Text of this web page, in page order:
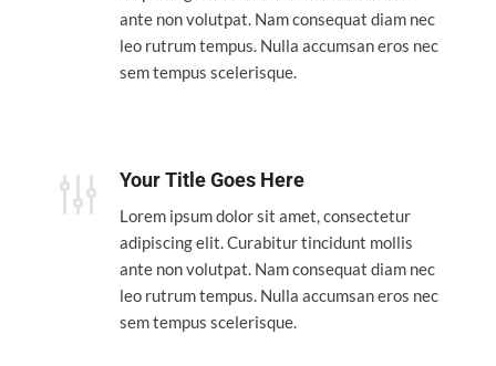
ante non volutpat. Nam consequat diam nec
leo rutrum tempus. Nulla accumsan eros nec
sem tempus scelerisque.
g Your Title Goes Here
Lorem ipsum dolor sit amet, consectetur
adipiscing elit. Curabitur tincidunt mollis
ante non volutpat. Nam consequat diam nec
leo rutrum tempus. Nulla accumsan eros nec
sem tempus scelerisque.